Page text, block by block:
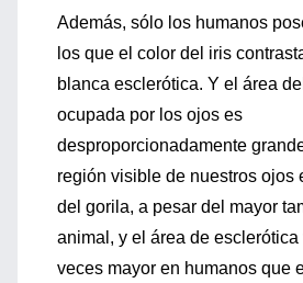
Además, sólo los humanos
los que el color del iris
blanca esclerótica. Y el área
ocupada por los ojos es
desproporcionadamente
región visible de nuestros ojos
del gorila, a pesar del mayor
animal, y el área de
veces mayor en humanos que